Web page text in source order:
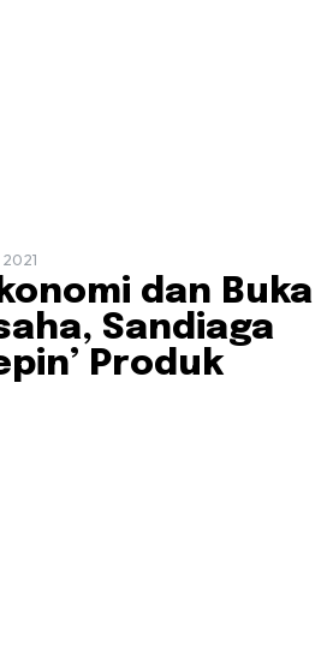
dan Buka
Sandiaga
Produk